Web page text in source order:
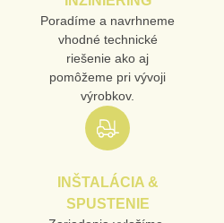
Poradíme a navrhneme
vhodné technické
riešenie ako aj
pomôžeme pri vývoji
výrobkov.
INŠTALÁCIA &
SPUSTENIE